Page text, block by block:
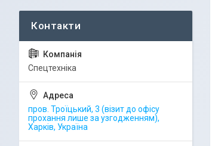
Спецтехніка
пров. Троїцький, 3 (візит до офісу
прохання лише за узгодженням),
Харків, Україна